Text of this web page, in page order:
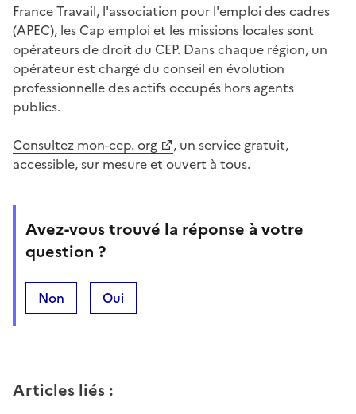
France Travail, l'association pour l'emploi des cadres
(APEC), les Cap emploi et les missions locales sont
opérateurs de droit du CEP. Dans chaque région, un
opérateur est chargé du conseil en évolution
professionnelle des actifs occupés hors agents
publics.
Consultez mon-cep. org
, un service gratuit,
accessible, sur mesure et ouvert à tous.
Avez-vous trouvé la réponse à votre
question ?
Non Oui
Articles liés :